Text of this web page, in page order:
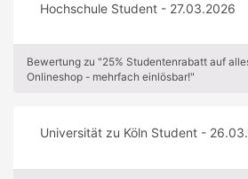
Hochschule Student - 27.03.2026
Bewertung zu "25% Studentenrabatt auf
Onlineshop - mehrfach einlösbar!"
Universität zu Köln Student -